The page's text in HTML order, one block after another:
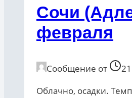
Сочи
февраля
Сообщение от
Облачно, осадки.